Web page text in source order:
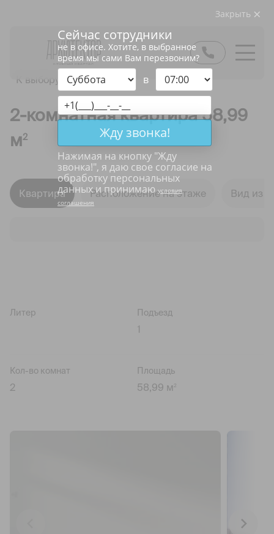
К выбору квартир
2-комнатная квартира 58,99
м2
Литер Подъезд
Кол-во комнат
2
Площадь
58,99 м 2
Квартира Расположение на этаже Вид из
Закрыть
Сейчас сотрудники
не в офисе. Хотите, в выбранное
время мы сами Вам перезвоним?
в
Жду звонка!
Нажимая на кнопку "Жду
звонка!", я даю свое согласие на
обработку персональных
данных и принимаюусловия
соглашения